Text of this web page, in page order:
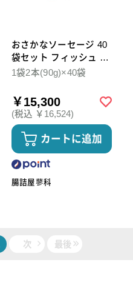
おさかなソーセージ 40
袋セット フィッシュ 魚
肉 そーせーじ 簡易梱包
1袋2本(90g)×40袋
￥15,300
(税込 ￥16,524)
カートに追加
腸詰屋蓼科
次 最後